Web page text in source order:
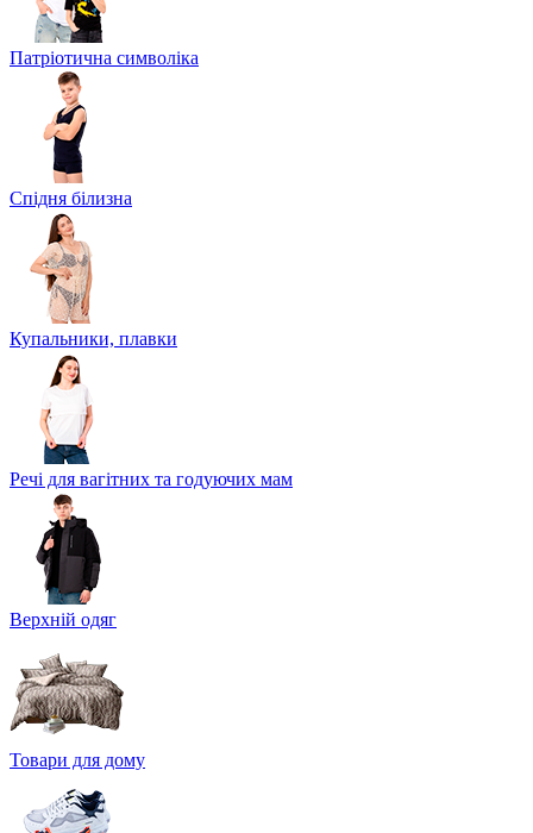
Патріотична символіка
Спідня білизна
Купальники, плавки
Речі для вагітних та годуючих мам
Верхній одяг
Товари для дому